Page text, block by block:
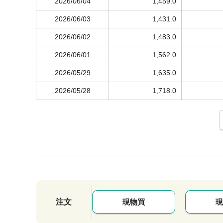
2026/06/03 1,431.0
2026/06/02 1,483.0
2026/06/01 1,562.0
2026/05/29 1,635.0
2026/05/28 1,718.0
注文 現物買